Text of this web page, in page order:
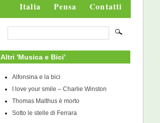
Italia Pensa Contatti
Altri 'Musica e Bici'
Alfonsina e la bici
I love your smile – Charlie Winston
Thomas Malthus è morto
Sotto le stelle di Ferrara